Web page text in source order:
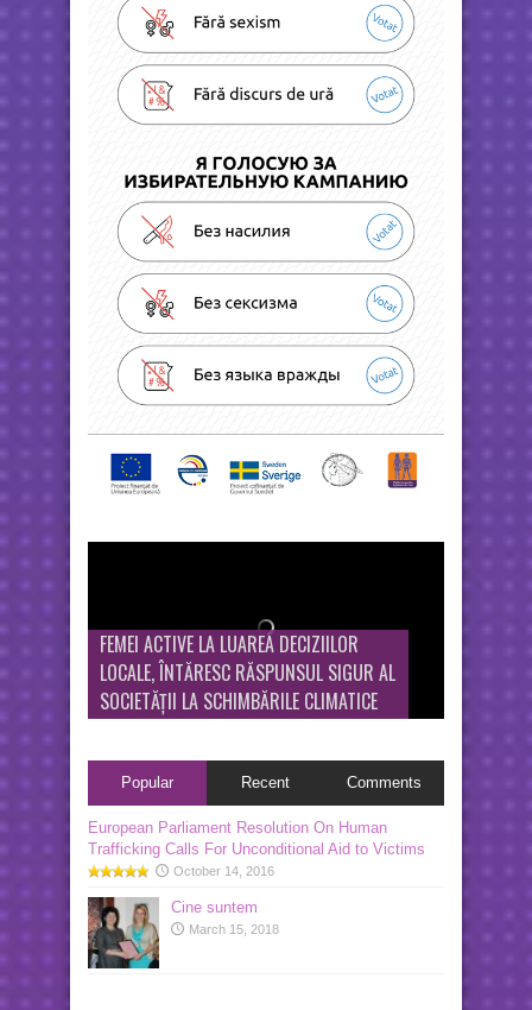
FEMEI ACTIVE LA LUAREA DECIZIILOR
LOCALE, ÎNTĂRESC RĂSPUNSUL SIGUR AL
SOCIETĂȚII LA SCHIMBĂRILE CLIMATICE
Popular Recent Comments
European Parliament Resolution On Human
Trafficking Calls For Unconditional Aid to Victims
October 14, 2016
Cine suntem
March 15, 2018